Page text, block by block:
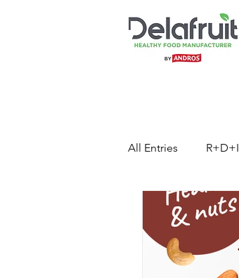
All Entries R+D+I
Press Release